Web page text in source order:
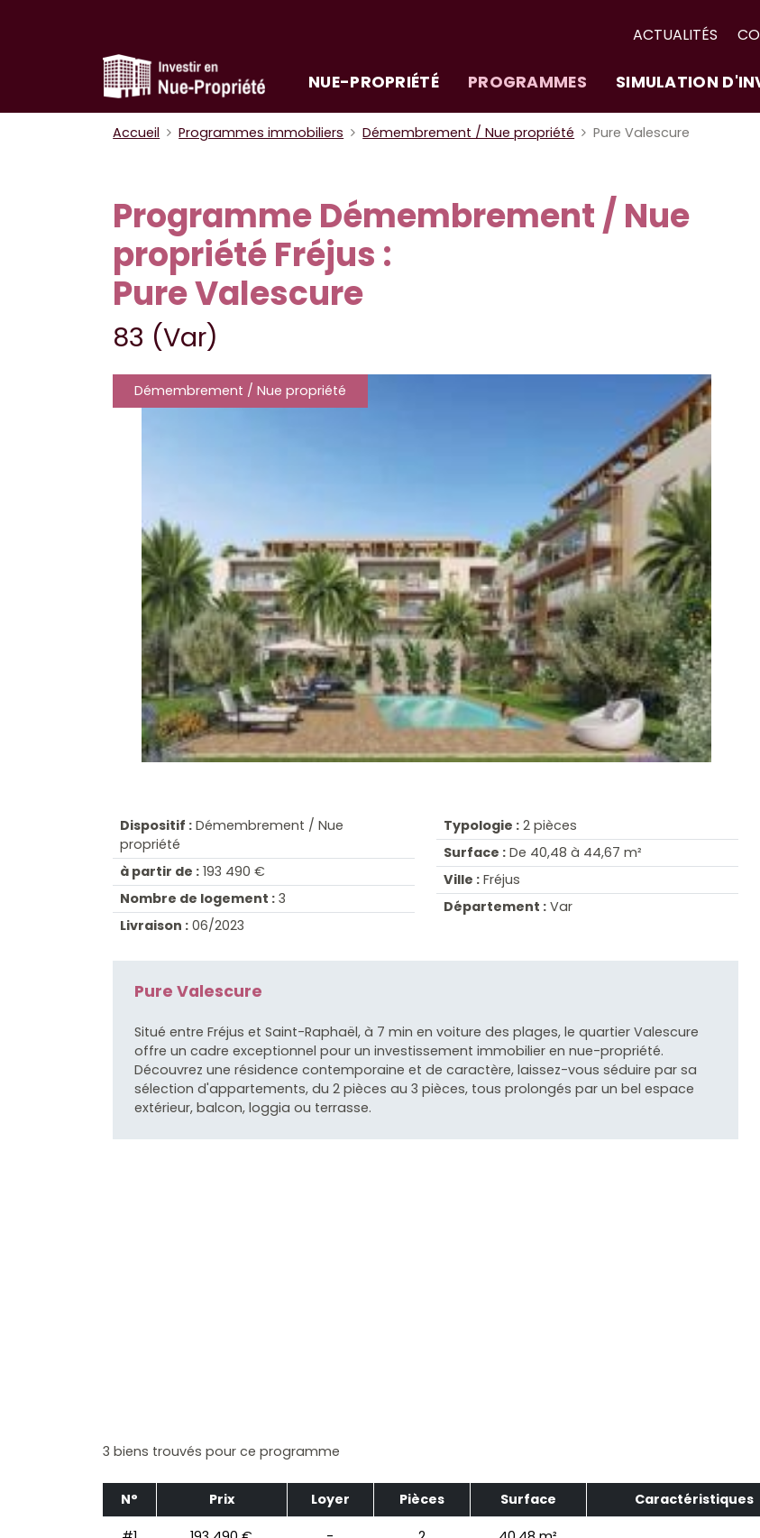
ACTUALITÉS
NUE-PROPRIÉTÉ PROGRAMMES SIMULATION
Accueil Programmes immobiliers Démembrement / Nue propriété Pure Valescure
Programme Démembrement / Nue
propriété Fréjus :
Pure Valescure
83 (Var)
Démembrement / Nue propriété
Dispositif : Démembrement / Nue
propriété
à partir de : 193 490 €
Nombre de logement : 3
Livraison : 06/2023
Typologie : 2 pièces
Surface : De 40,48 à 44,67 m²
Ville : Fréjus
Département : Var
Pure Valescure
Situé entre Fréjus et Saint-Raphaël, à 7 min en voiture des plages, le quartier Valescure
offre un cadre exceptionnel pour un investissement immobilier en nue-propriété.
Découvrez une résidence contemporaine et de caractère, laissez-vous séduire par sa
sélection d'appartements, du 2 pièces au 3 pièces, tous prolongés par un bel espace
extérieur, balcon, loggia ou terrasse.
3 biens trouvés pour ce programme
N° Prix Loyer Pièces Surface Caractéristiques